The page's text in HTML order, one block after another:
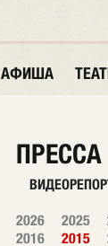
АФИША
ПРЕССА
2026 2025
2016
2015